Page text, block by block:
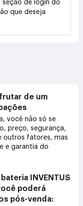
seção de login do
que deseja
de um
você não só se
preço, segurança,
outros fatores, mas
e garantia do
INVENTUS
poderá
pós-venda: